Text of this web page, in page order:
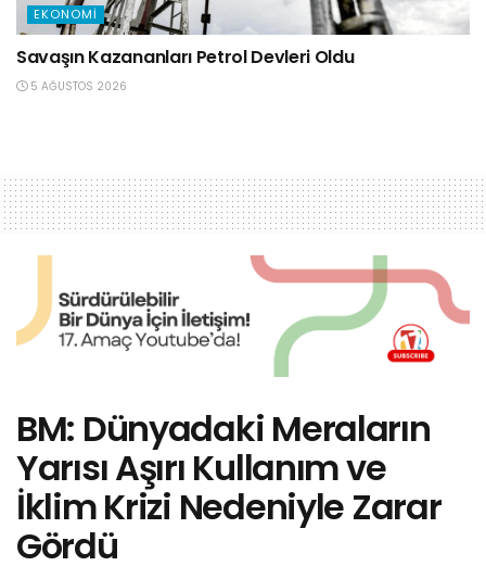
EKONOMI
Savaşın Kazananları Petrol Devleri Oldu
5 AĞUSTOS 2026
BM: Dünyadaki Meraların
Yarısı Aşırı Kullanım ve
İklim Krizi Nedeniyle Zarar
Gördü